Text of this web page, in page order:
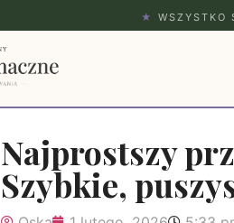
★ WSZYSTKO
Najprostszy
Szybkie,